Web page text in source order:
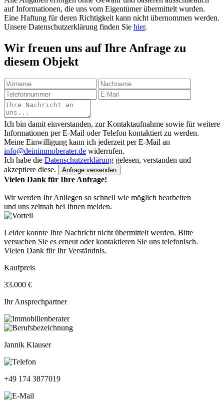
auf Informationen, die uns vom Eigentümer übermittelt wurden.
Eine Haftung für deren Richtigkeit kann nicht übernommen werden.
Unsere Datenschutzerklärung finden Sie hier.
Wir freuen uns auf Ihre Anfrage zu
diesem Objekt
Ich bin damit einverstanden, zur Kontaktaufnahme sowie für weitere
Informationen per E-Mail oder Telefon kontaktiert zu werden.
Meine Einwilligung kann ich jederzeit per E-Mail an
info@deinimmoberater.de widerrufen.
Ich habe die Datenschutzerklärung gelesen, verstanden und
akzeptiere diese.
Vielen Dank für Ihre Anfrage!
Wir werden Ihr Anliegen so schnell wie möglich bearbeiten
und uns zeitnah bei Ihnen melden.
Leider konnte Ihre Nachricht nicht übermittelt werden. Bitte
versuchen Sie es erneut oder kontaktieren Sie uns telefonisch.
Vielen Dank für Ihr Verständnis.
Kaufpreis
33.000 €
Ihr Ansprechpartner
Jannik Klauser
+49 174 3877019